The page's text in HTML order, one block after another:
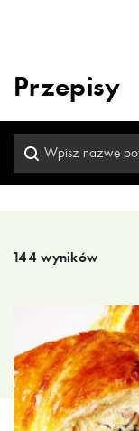
Przepisy
144 wyników
Wyniki